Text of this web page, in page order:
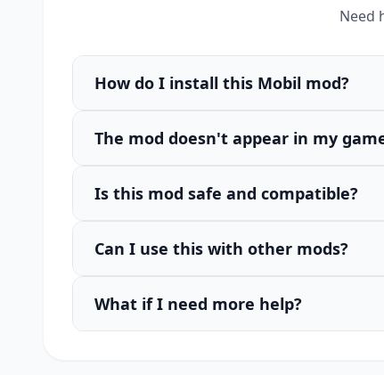
Need
How do I install this Mobil mod?
The mod doesn't appear in my
Is this mod safe and compatible?
Can I use this with other mods?
What if I need more help?